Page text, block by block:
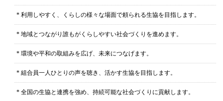
* 利用しやすく、くらしの様々な場面で頼られる生協を目指します。
* 地域とつながり誰もがくらしやすい社会づくりを進めます。
* 環境や平和の取組みを広げ、未来につなげます。
* 組合員一人ひとりの声を聴き、活かす生協を目指します。
* 全国の生協と連携を強め、持続可能な社会づくりに貢献します。